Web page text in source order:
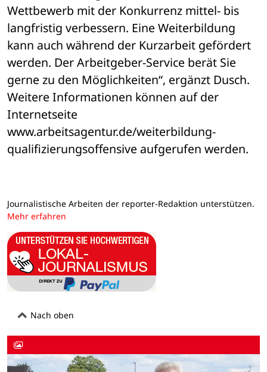
Wettbewerb mit der Konkurrenz mittel- bis
langfristig verbessern. Eine Weiterbildung
kann auch während der Kurzarbeit gefördert
werden. Der Arbeitgeber-Service berät Sie
gerne zu den Möglichkeiten“, ergänzt Dusch.
Weitere Informationen können auf der
Internetseite
www.arbeitsagentur.de/weiterbildung-
qualifizierungsoffensive aufgerufen werden.
Journalistische Arbeiten der reporter-Redaktion unterstützen.
Mehr erfahren
Nach oben